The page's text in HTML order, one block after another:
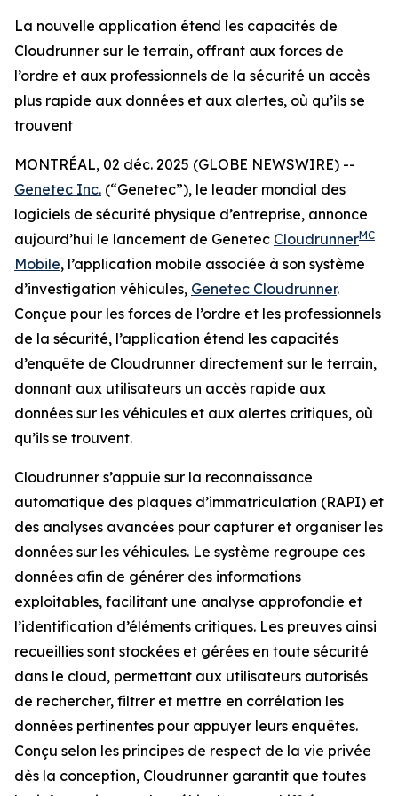
La nouvelle application étend les capacités de
Cloudrunner sur le terrain, offrant aux forces de
l’ordre et aux professionnels de la sécurité un accès
plus rapide aux données et aux alertes, où qu’ils se
trouvent
MONTRÉAL, 02 déc. 2025 (GLOBE NEWSWIRE) --
Genetec Inc. (“Genetec”), le leader mondial des
logiciels de sécurité physique d’entreprise, annonce
aujourd’hui le lancement de Genetec CloudrunnerMC
Mobile, l’application mobile associée à son système
d’investigation véhicules, Genetec Cloudrunner.
Conçue pour les forces de l’ordre et les professionnels
de la sécurité, l’application étend les capacités
d’enquête de Cloudrunner directement sur le terrain,
donnant aux utilisateurs un accès rapide aux
données sur les véhicules et aux alertes critiques, où
qu’ils se trouvent.
Cloudrunner s’appuie sur la reconnaissance
automatique des plaques d’immatriculation (RAPI) et
des analyses avancées pour capturer et organiser les
données sur les véhicules. Le système regroupe ces
données afin de générer des informations
exploitables, facilitant une analyse approfondie et
l’identification d’éléments critiques. Les preuves ainsi
recueillies sont stockées et gérées en toute sécurité
dans le cloud, permettant aux utilisateurs autorisés
de rechercher, filtrer et mettre en corrélation les
données pertinentes pour appuyer leurs enquêtes.
Conçu selon les principes de respect de la vie privée
dès la conception, Cloudrunner garantit que toutes